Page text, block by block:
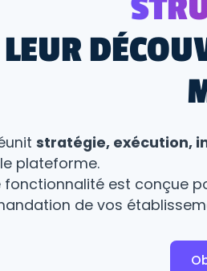
LEUR
stratégie, exécution,
plateforme.
fonctionnalité est conçue
de vos